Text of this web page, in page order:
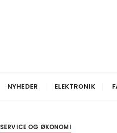
NYHEDER ELEKTRONIK
SERVICE OG ØKONOMI